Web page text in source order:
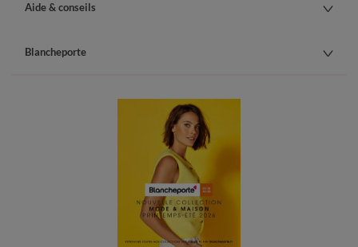
Aide & conseils
Blancheporte